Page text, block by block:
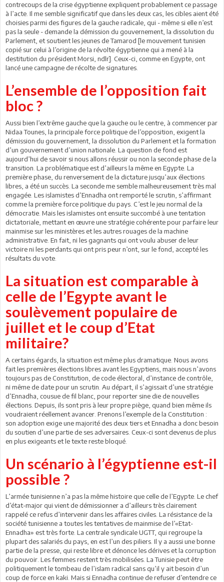
contrecoups de la crise égyptienne expliquent probablement ce passage
à l’acte. Il me semble significatif que dans les deux cas, les cibles aient été
choisies parmi des figures de la gauche radicale, qui - même si elle n’est
pas la seule - demande la démission du gouvernement, la dissolution du
Parlement, et soutient les jeunes de Tamarod [le mouvement tunisien
copié sur celui à l’origine de la révolte égyptienne qui a mené à la
destitution du président Morsi, ndlr]. Ceux-ci, comme en Egypte, ont
lancé une campagne de récolte de signatures.
L’ensemble de l’opposition fait
bloc ?
Aussi bien l’extrême gauche que la gauche ou le centre, à commencer par
Nidaa Tounes, la principale force politique de l’opposition, exigent la
démission du gouvernement, la dissolution du Parlement et la formation
d’un gouvernement d’union nationale. La question de fond est
aujourd’hui de savoir si nous allons réussir ou non la seconde phase de la
transition. La problématique est d’ailleurs la même en Egypte. La
première phase, du renversement de la dictature jusqu’aux élections
libres, a été un succès. La seconde me semble malheureusement très mal
engagée. Les islamistes d’Ennadha ont remporté le scrutin, s’affirmant
comme la première force politique du pays. C’est le jeu normal de la
démocratie. Mais les islamistes ont ensuite succombé à une tentation
dictatoriale, mettant en œuvre une stratégie cohérente pour parfaire leur
mainmise sur les ministères et les autres rouages de la machine
administrative. En fait, ni les gagnants qui ont voulu abuser de leur
victoire ni les perdants qui ont pris peur n’ont, sur le fond, accepté les
résultats du vote.
La situation est comparable à
celle de l’Egypte avant le
soulèvement populaire de
juillet et le coup d’Etat
militaire?
A certains égards, la situation est même plus dramatique. Nous avons
fait les premières élections libres avant les Egyptiens, mais nous n’avons
toujours pas de Constitution, de code électoral, d’instance de contrôle,
ni même de date pour un scrutin. Au départ, il s’agissait d’une stratégie
d’Ennadha, cousue de fil blanc, pour reporter sine die de nouvelles
élections. Depuis, ils sont pris à leur propre piège, quand bien même ils
voudraient réellement avancer. Prenons l’exemple de la Constitution :
son adoption exige une majorité des deux tiers et Ennadha a donc besoin
du soutien d’une partie de ses adversaires. Ceux-ci sont devenus de plus
en plus exigeants et le texte reste bloqué.
Un scénario à l’égyptienne est-il
possible ?
L’armée tunisienne n’a pas la même histoire que celle de l’Egypte. Le chef
d’état-major qui vient de démissionner a d’ailleurs très clairement
rappelé ce refus d’intervenir dans les affaires civiles. La résistance de la
société tunisienne a toutes les tentatives de mainmise de l’«Etat-
Ennadha» est très forte. La centrale syndicale UGTT, qui regroupe la
plupart des salariés du pays, en est l’un des piliers. Il y a aussi une bonne
partie de la presse, qui reste libre et dénonce les dérives et la corruption
du pouvoir. Les femmes restent très mobilisées. La Tunisie peut être
politiquement le tombeau de l’islam radical sans qu’il y ait besoin d’un
coup de force en kaki. Mais si Ennadha continue de refuser d’entendre ce